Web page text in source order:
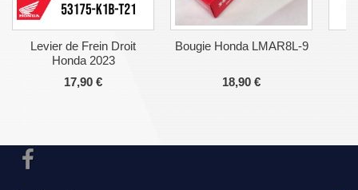
Levier de Frein Droit
Honda 2023
17,90 €
Bougie Honda LMAR8L-9
18,90 €